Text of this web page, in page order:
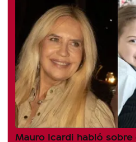
Mauro Icardi habló